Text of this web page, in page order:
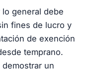
general debe
fines de lucro y
de exención
temprano.
un